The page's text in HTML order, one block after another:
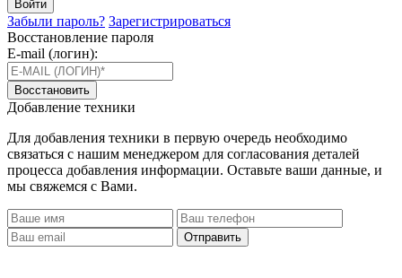
Войти
Забыли пароль? Зарегистрироваться
Восстановление пароля
E-mail (логин):
Восстановить
Добавление техники
Для добавления техники в первую очередь необходимо
связаться с нашим менеджером для согласования деталей
процесса добавления информации. Оставьте ваши данные, и
мы свяжемся с Вами.